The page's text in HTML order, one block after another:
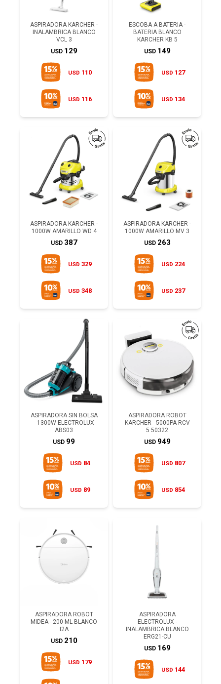
ASPIRADORA KARCHER -
INALAMBRICA BLANCO
VCL 3
USD 129
USD 110
USD 116
ESCOBA A BATERIA -
BATERIA BLANCO
KARCHER KB 5
USD 149
USD 127
USD 134
ASPIRADORA KARCHER -
1000W AMARILLO WD 4
USD 387
USD 329
USD 348
ASPIRADORA KARCHER -
1000W AMARILLO MV 3
USD 263
USD 224
USD 237
ASPIRADORA SIN BOLSA
- 1300W ELECTROLUX
ABS03
USD 99
USD 84
USD 89
ASPIRADORA ROBOT
KARCHER - 5000PA RCV
5 50322
USD 949
USD 807
USD 854
ASPIRADORA ROBOT
MIDEA - 200-ML BLANCO
I2A
USD 210
USD 179
ASPIRADORA
ELECTROLUX -
INALAMBRICA BLANCO
ERG21-CU
USD 169
USD 144